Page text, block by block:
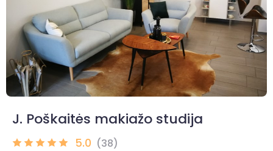
J. Poškaitės makiažo studija
5.0 (38)